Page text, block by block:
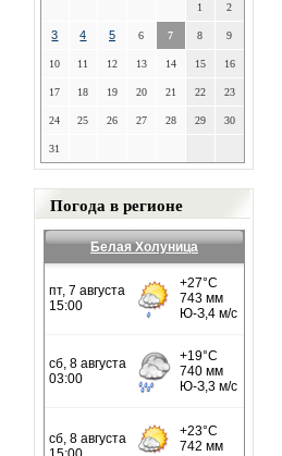
1 2
3 4 5 6 7 8 9
10 11 12 13 14 15 16
17 18 19 20 21 22 23
24 25 26 27 28 29 30
31
Погода в регионе
Белая Холуница